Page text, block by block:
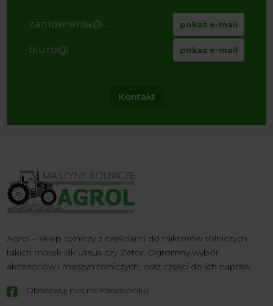
zamowienia@ ... pokaż e-mail
biuro@ ... pokaż e-mail
Kontakt
Agrol – sklep rolniczy z częściami do traktorów rolniczych
takich marek jak Ursus czy Zetor. Ogromny wybór
akcesoriów i maszyn rolniczych, oraz części do ich napraw.
 Obserwuj nas na Facebooku